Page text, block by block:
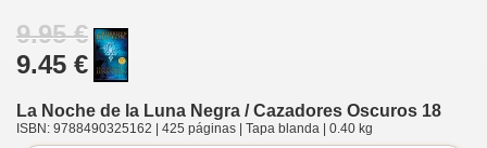
9.95 €
9.45 €
La Noche de la Luna Negra / Cazadores Oscuros 18
ISBN: 9788490325162 | 425 páginas | Tapa blanda | 0.40 kg